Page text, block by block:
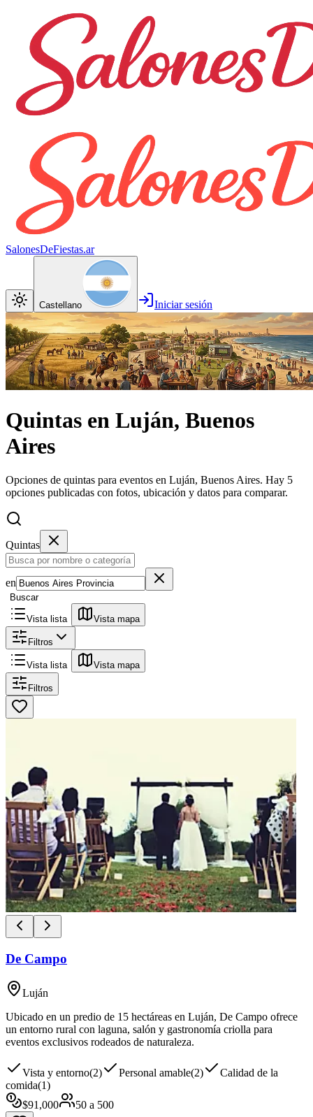
SalonesDeFiestas.ar
Castellano Iniciar sesión
Quintas en Luján, Buenos
Aires
Opciones de quintas para eventos en Luján, Buenos Aires. Hay 5
opciones publicadas con fotos, ubicación y datos para comparar.
Quintas
en
Buscar
Vista lista Vista mapa
Filtros
Vista lista Vista mapa
Filtros
De Campo
Luján
Ubicado en un predio de 15 hectáreas en Luján, De Campo ofrece
un entorno rural con laguna, salón y gastronomía criolla para
eventos exclusivos rodeados de naturaleza.
Vista y entorno(2) Personal amable(2)
Calidad de la
comida(1)
$91,000 50 a 500